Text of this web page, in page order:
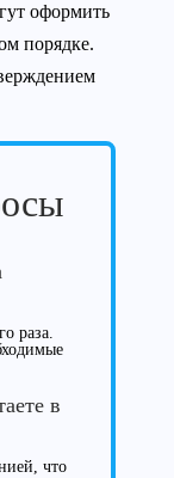
оформить
порядке.
раза.
в
что